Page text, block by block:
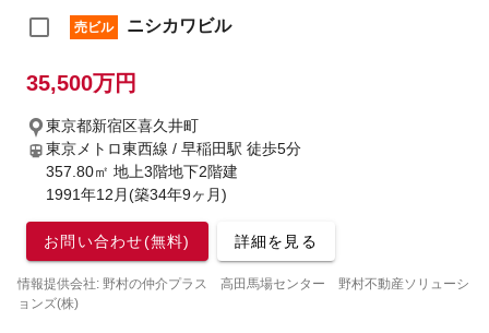
売ビル ニシカワビル
35,500万円
東京都新宿区喜久井町
東京メトロ東西線 / 早稲田駅 徒歩5分
357.80㎡ 地上3階地下2階建
1991年12月(築34年9ヶ月)
お問い合わせ(無料) 詳細を見る
情報提供会社: 野村の仲介プラス 高田馬場センター 野村不動産ソリューシ
ョンズ(株)